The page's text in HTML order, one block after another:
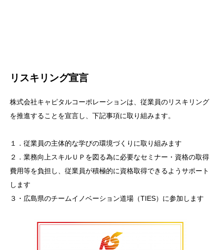
リスキリング宣言
株式会社キャピタルコーポレーションは、従業員のリスキリング
を推進することを宣言し、下記事項に取り組みます。
１．従業員の主体的な学びの環境づくりに取り組みます
２．業務向上スキルＵＰを図る為に必要なセミナー・資格の取得
費用等を負担し、従業員が積極的に資格取得できるようサポート
します
３・広島県のチームイノベーション道場（TIES）に参加します